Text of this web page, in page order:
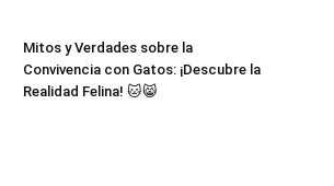
Mitos y Verdades sobre la
Convivencia con Gatos: ¡Descubre la
Realidad Felina! 🐱😸